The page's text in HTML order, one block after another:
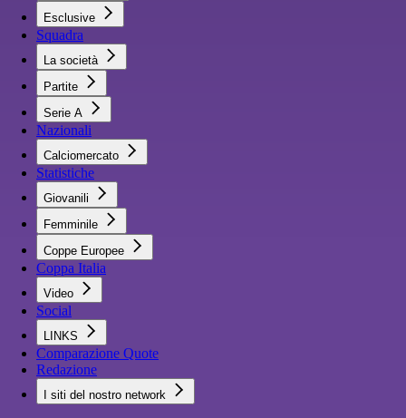
Esclusive
Squadra
La società
Partite
Serie A
Nazionali
Calciomercato
Statistiche
Giovanili
Femminile
Coppe Europee
Coppa Italia
Video
Social
LINKS
Comparazione Quote
Redazione
I siti del nostro network